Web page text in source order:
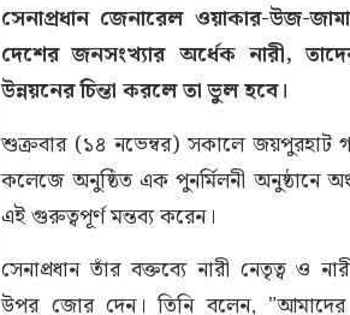
সেনাপ্রধান জেনারেল ওয়াকার-উজ-
দেশের জনসংখ্যার অর্ধেক নারী,
উন্নয়নের চিন্তা করলে তা ভুল হবে।
শুক্রবার (১৪ নভেম্বর) সকালে জয়পুরহাট
কলেজে অনুষ্ঠিত এক পুনর্মিলনী অনুষ্ঠানে
এই গুরুত্বপূর্ণ মন্তব্য করেন।
সেনাপ্রধান তাঁর বক্তব্যে নারী নেতৃত্ব ও
উপর জোর দেন। তিনি বলেন,